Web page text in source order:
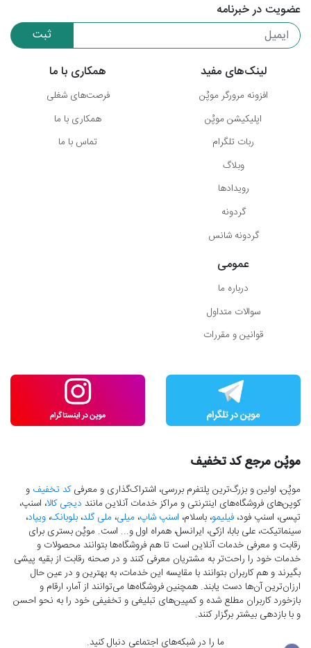
عضویت در خبرنامه
ثبت
لینک‌های مفید
افزونه مرورگر موپُن
اپلیکیشن موپُن
ربات تلگرام
وبلاگ
رویدادها
گردونه
گردونه شانس
همکاری با ما
فرصت‌های شغلی
همکاری با ما
تماس با ما
عمومی
درباره ما
سوالات متداول
قوانین و مقررات
موپُن مرجع کد تخفیف
موپُن، اولین و بزرگ‌ترین پلتفرم بررسی، اشتراک‌گذاری و معرفیکد تخفیف و
کوپن‌های فروشگاه‌های اینترنتی و مراکز خدمات آنلاین مانند دیجی کالا، اسنپ،
تپسی، اسنپ فود، فیلیمو، باسلام، اسنپ شاپ، میلی، ملی گلد، بلوبانک، ویپاد،
سینماتیکت، علی بابا، ازکی، ایرانسل، همراه اول و... است. موپُن بستری برای
رقابت و معرفی خدمات آنلاین است تا هم فروشگاه‌ها بتوانند محصولات و
خدمات خود را راحت‌تر به مشتریان معرفی کنند و در صحنه رقابت از بقیه پیشی
بگیرند و هم کاربران بتوانند با مقایسه این خدمات، به بهترین و در عین حال
ارزان‌ترین آن‌ها دست‌ یابند. همچنین فروشگاه‌ها می‌توانند از آمار، ارقام و
بازخورد کاربران مطلع شده و کمپین‌های تبلیغی و تخفیفی خود را به نحو احسن
و با بازدهی بیشتر برگزار کنند.
ما را در شبکه‌های اجتماعی دنبال کنید.